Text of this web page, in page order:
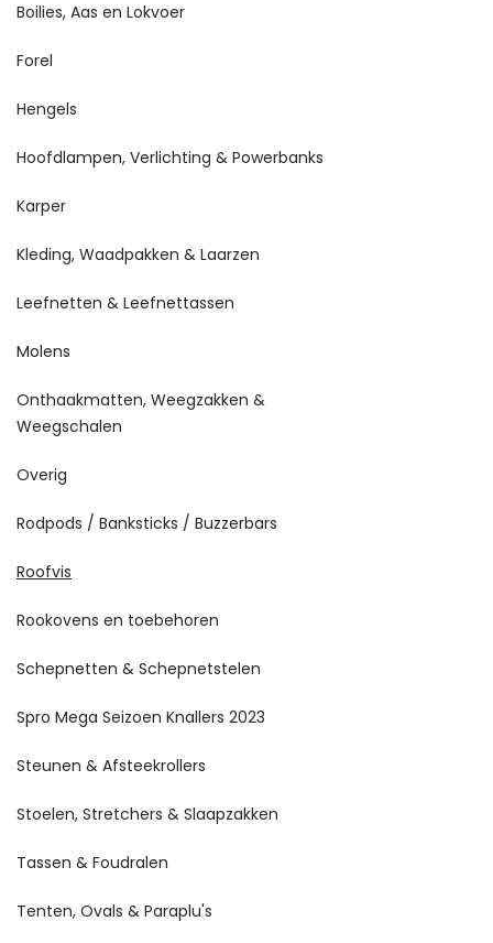
Boilies, Aas en Lokvoer
Forel
Hengels
Hoofdlampen, Verlichting & Powerbanks
Karper
Kleding, Waadpakken & Laarzen
Leefnetten & Leefnettassen
Molens
Onthaakmatten, Weegzakken &
Weegschalen
Overig
Rodpods / Banksticks / Buzzerbars
Roofvis
Rookovens en toebehoren
Schepnetten & Schepnetstelen
Spro Mega Seizoen Knallers 2023
Steunen & Afsteekrollers
Stoelen, Stretchers & Slaapzakken
Tassen & Foudralen
Tenten, Ovals & Paraplu's